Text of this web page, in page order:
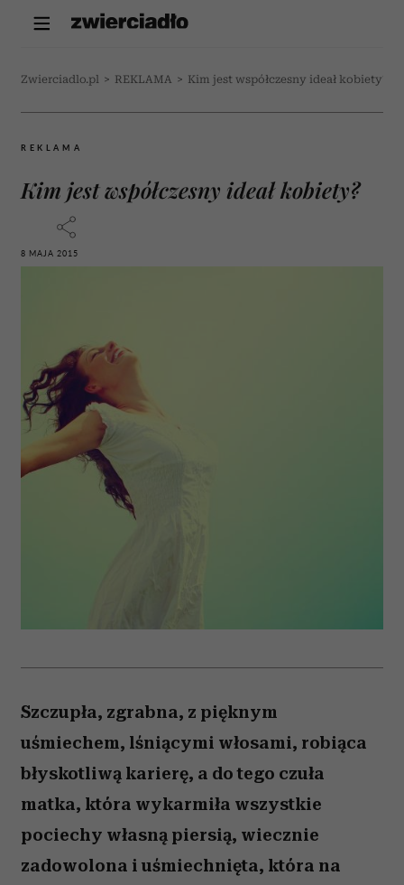
Zwierciadlo.pl > REKLAMA > Kim jest współczesny ideał kobiety?
REKLAMA
Kim jest współczesny ideał kobiety?
8 MAJA 2015
Szczupła, zgrabna, z pięknym
uśmiechem, lśniącymi włosami, robiąca
błyskotliwą karierę, a do tego czuła
matka, która wykarmiła wszystkie
pociechy własną piersią, wiecznie
zadowolona i uśmiechnięta, która na